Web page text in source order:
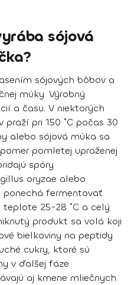
sójová
sójových bôbov a
múky. Výrobný
a času. V niektorých
pri 150 ˚C počas 30
alebo sójová múka sa
pomletej upraženej
spóry
oryzae alebo
ponechá fermentovať.
teplote 25-28 ˚C a celý
produkt sa volá koji
bielkoviny na peptidy
cukry, ktoré sú
v ďalšej fáze
aj kmene mliečnych